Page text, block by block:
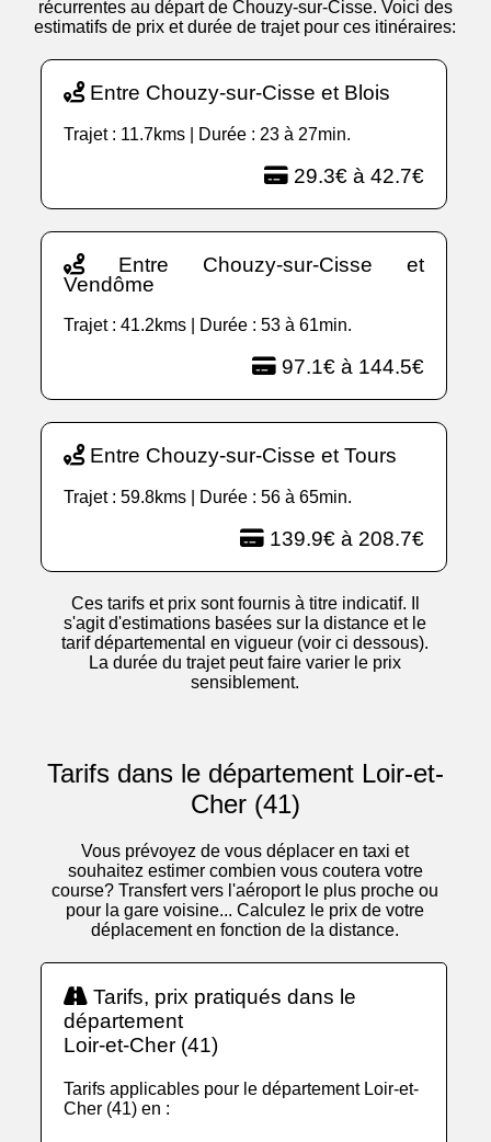
récurrentes au départ de Chouzy-sur-Cisse. Voici des
estimatifs de prix et durée de trajet pour ces itinéraires:
Entre Chouzy-sur-Cisse et Blois
Trajet : 11.7kms | Durée : 23 à 27min.
29.3€ à 42.7€
Entre Chouzy-sur-Cisse et
Vendôme
Trajet : 41.2kms | Durée : 53 à 61min.
97.1€ à 144.5€
Entre Chouzy-sur-Cisse et Tours
Trajet : 59.8kms | Durée : 56 à 65min.
139.9€ à 208.7€
Ces tarifs et prix sont fournis à titre indicatif. Il
s'agit d'estimations basées sur la distance et le
tarif départemental en vigueur (voir ci dessous).
La durée du trajet peut faire varier le prix
sensiblement.
Tarifs dans le département Loir-et-
Cher (41)
Vous prévoyez de vous déplacer en taxi et
souhaitez estimer combien vous coutera votre
course? Transfert vers l'aéroport le plus proche ou
pour la gare voisine... Calculez le prix de votre
déplacement en fonction de la distance.
Tarifs, prix pratiqués dans le
département
Loir-et-Cher (41)
Tarifs applicables pour le département Loir-et-
Cher (41) en :